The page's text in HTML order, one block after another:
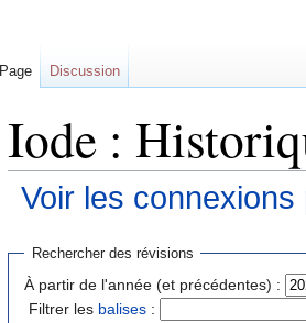
Iode :
Voir les
Rechercher des révisions
À partir de l'année (et précédentes) :
Filtrer les balises :
Page Discussion